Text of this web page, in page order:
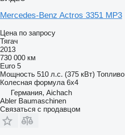
Mercedes-Benz Actros 3351 MP3
Цена по запросу
Тягач
2013
730 000 км
Euro 5
Мощность 510 л.с. (375 кВт) Топливо
Колесная формула 6x4
Германия, Aichach
Abler Baumaschinen
Связаться с продавцом